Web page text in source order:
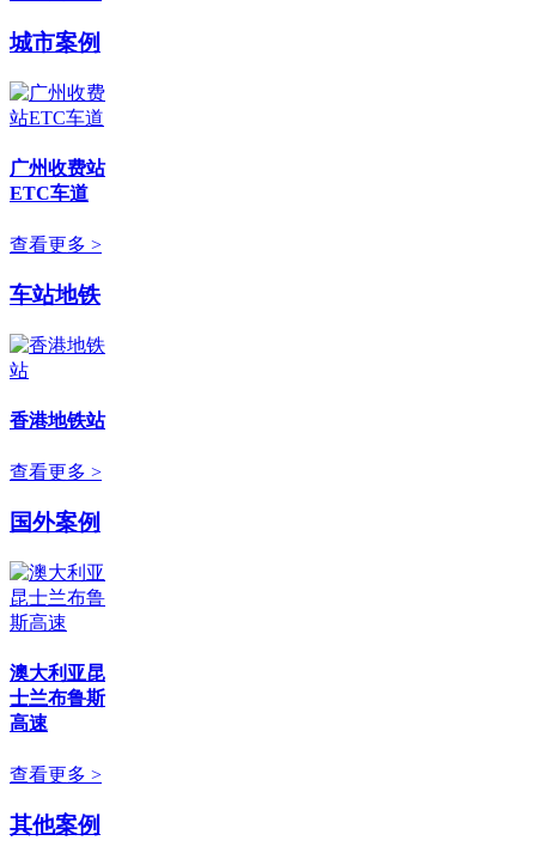
城市案例
广州收费站
ETC车道
查看更多 >
车站地铁
香港地铁站
查看更多 >
国外案例
澳大利亚昆
士兰布鲁斯
高速
查看更多 >
其他案例